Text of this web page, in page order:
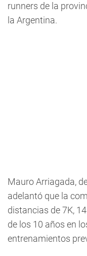
runners de la
la Argentina.
Mauro Arriagada,
adelantó que la
distancias de 7K,
de los 10 años en
entrenamientos